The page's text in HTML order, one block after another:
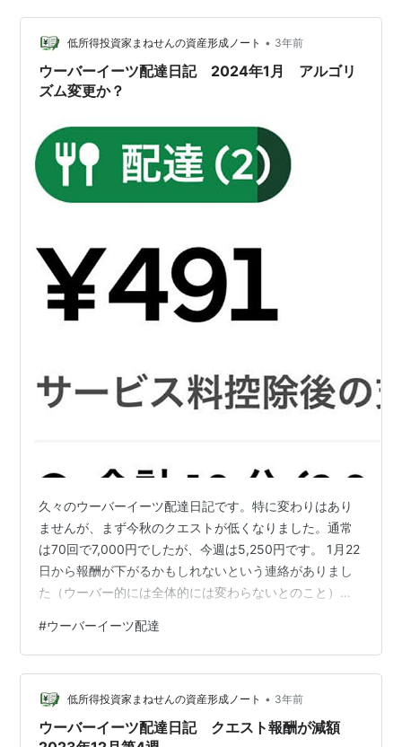
たが、一度も転倒したことはありません。 雨の日は基本
的には配達を行わないようにしています。 自由な時間を
持てるので、リスクの高い日には配達を避けることがで
きます。ケガをしてしまうと、収入がなく…
低所得投資家まねせんの資産形成ノート • 3年前
ウーバーイーツ配達日記 2024年1月 アルゴリ
ズム変更か？
久々のウーバーイーツ配達日記です。特に変わりはあり
ませんが、まず今秋のクエストが低くなりました。通常
は70回で7,000円でしたが、今週は5,250円です。 1月22
日から報酬が下がるかもしれないという連絡がありまし
た（ウーバー的には全体的には変わらないとのこと）。
りましたが、一昨日くらいから明らかに変化を感じます
ね。 ダブル配達や追加リクエストの単価が低いです。私
は東京の郊外にいるのですが、ダブルで491円など。もち
ろん、やりませんよ。解体して1件だけ配達を行い、それ
で380円くらいになります。 たまにシングルで1,300円
などもらえることも…
#ウーバーイーツ配達
低所得投資家まねせんの資産形成ノート • 3年前
ウーバーイーツ配達日記 クエスト報酬が減額